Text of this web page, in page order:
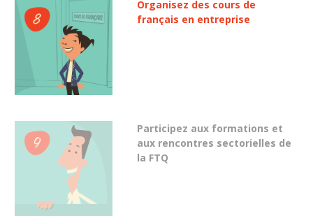
Organisez des cours de
français en entreprise
Participez aux formations et
aux rencontres sectorielles de
la FTQ